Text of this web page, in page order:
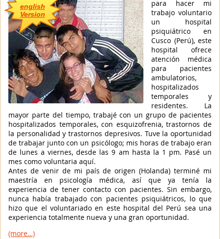
english
Version
para hacer mi
trabajo voluntario
un hospital
psiquiátrico en
Cusco (Perú), este
hospital ofrece
atención médica
para pacientes
ambulatorios,
hospitalizados
temporales y
residentes. La
mayor parte del tiempo, trabajé con un grupo de pacientes
hospitalizados temporales, con esquizofrenia, trastornos de
la personalidad y trastornos depresivos. Tuve la oportunidad
de trabajar junto con un psicólogo; mis horas de trabajo eran
de lunes a viernes, desde las 9 am hasta la 1 pm. Pasé un
mes como voluntaria aquí.
Antes de venir de mi país de origen (Holanda) terminé mi
maestría en psicología médica, así que ya tenía la
experiencia de tener contacto con pacientes. Sin embargo,
nunca había trabajado con pacientes psiquiátricos, lo que
hizo que el voluntariado en este hospital del Perú sea una
experiencia totalmente nueva y una gran oportunidad.
(more…)